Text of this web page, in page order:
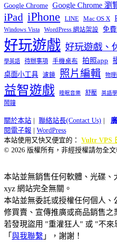
Google Chrome Google Chrome 瀏
iPad iPhone LINE Mac OS X
Windows Vista WordPress 網站架設 免
好玩遊戲 好玩遊戲、
學英語 待辦事項 手機桌布 拍照app
桌面小工具 濾鏡 照片編輯 物理
益智遊戲 睡眠音樂 舒壓 英語
鬧鐘
關於本站 | 聯絡站長(Contact Us) |
閱電子報 | WordPress
本站使用又快又便宜的： Vultr VPS
© 2026 版權所有，非經授權請勿全
本站並無銷售任何軟體、光碟
xyz 網站完全無關。
本站並無委託或授權任何個人
修買賣、宣傳推廣或商品銷售之
若發現盜用 "重灌狂人" 或 "不
「 與我聯繫 」，謝謝！